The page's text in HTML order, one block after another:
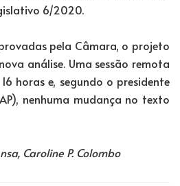
6/2020.
pela Câmara, o projeto
análise. Uma sessão remota
horas e, segundo o presidente
nenhuma mudança no texto
Caroline P. Colombo